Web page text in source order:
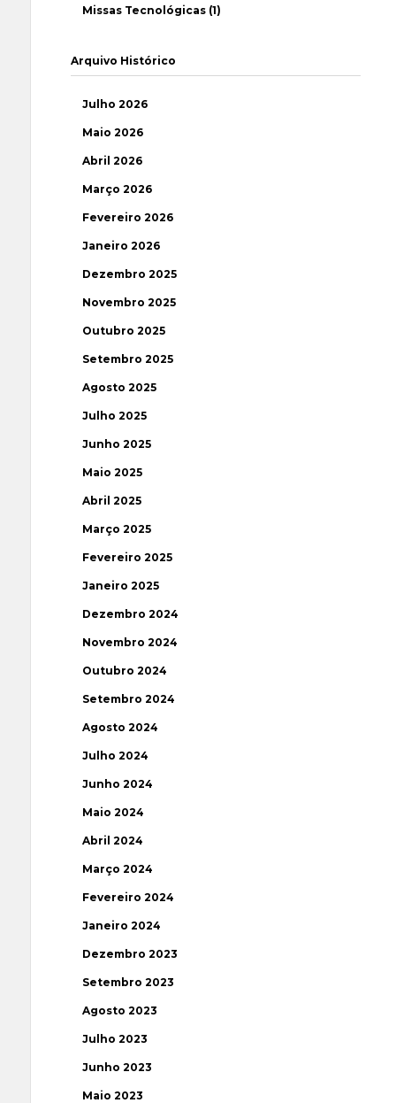
Missas Tecnológicas (1)
Arquivo Histórico
Julho 2026
Maio 2026
Abril 2026
Março 2026
Fevereiro 2026
Janeiro 2026
Dezembro 2025
Novembro 2025
Outubro 2025
Setembro 2025
Agosto 2025
Julho 2025
Junho 2025
Maio 2025
Abril 2025
Março 2025
Fevereiro 2025
Janeiro 2025
Dezembro 2024
Novembro 2024
Outubro 2024
Setembro 2024
Agosto 2024
Julho 2024
Junho 2024
Maio 2024
Abril 2024
Março 2024
Fevereiro 2024
Janeiro 2024
Dezembro 2023
Setembro 2023
Agosto 2023
Julho 2023
Junho 2023
Maio 2023